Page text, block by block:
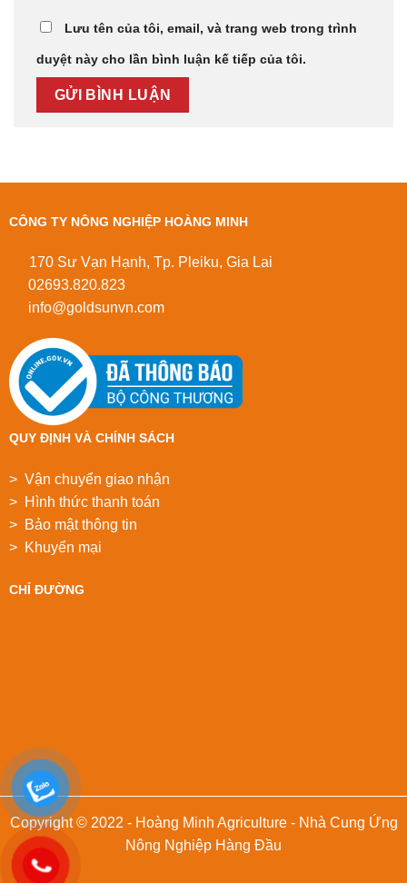
Lưu tên của tôi, email, và trang web trong trình
duyệt này cho lần bình luận kế tiếp của tôi.
CÔNG TY NÔNG NGHIỆP HOÀNG MINH
170 Sư Vạn Hạnh, Tp. Pleiku, Gia Lai
02693.820.823
info@goldsunvn.com
QUY ĐỊNH VÀ CHÍNH SÁCH
> Vận chuyển giao nhận
> Hình thức thanh toán
> Bảo mật thông tin
> Khuyển mại
CHỈ ĐƯỜNG
Copyright © 2022 - Hoàng Minh Agriculture - Nhà Cung Ứng
Nông Nghiệp Hàng Đầu